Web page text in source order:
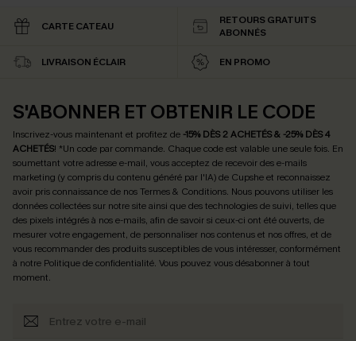
CARTE CATEAU
RETOURS GRATUITS
ABONNÉS
LIVRAISON ÉCLAIR EN PROMO
S'ABONNER ET OBTENIR LE CODE
Inscrivez-vous maintenant et profitez de -15% DÈS 2 ACHETÉS & -25% DÈS 4
ACHETÉS! *Un code par commande. Chaque code est valable une seule fois. En
soumettant votre adresse e-mail, vous acceptez de recevoir des e-mails
marketing (y compris du contenu généré par l'IA) de Cupshe et reconnaissez
avoir pris connaissance de nosTermes & Conditions. Nous pouvons utiliser les
données collectées sur notre site ainsi que des technologies de suivi, telles que
des pixels intégrés à nos e-mails, afin de savoir si ceux-ci ont été ouverts, de
mesurer votre engagement, de personnaliser nos contenus et nos offres, et de
vous recommander des produits susceptibles de vous intéresser, conformément
à notre Politique de confidentialité. Vous pouvez vous désabonner à tout
moment.